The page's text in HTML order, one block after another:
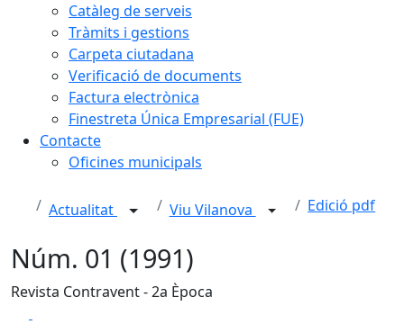
Catàleg de serveis
Tràmits i gestions
Carpeta ciutadana
Verificació de documents
Factura electrònica
Finestreta Única Empresarial (FUE)
Contacte
Oficines municipals
Actualitat Viu Vilanova Edició pdf
Núm. 01 (1991)
Revista Contravent - 2a Època